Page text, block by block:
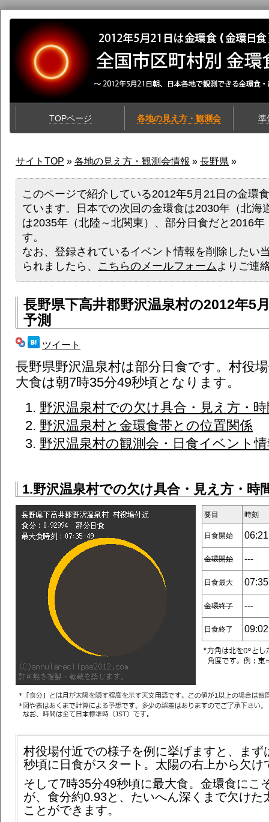
TOPページ 各地の見え方・観測会 準
サイトTOP » 各地の見え方・観測会情報 » 長野県 »
このページで紹介している2012年5月21日の金環
ています。日本での次回の金環食は2030年（北海
は2035年（北陸～北関東）、部分日食だと2016年
す。
なお、登録されているイベント情報を削除したい
られましたら、 こちらのメールフォームよりご連
長野県下高井郡野沢温泉村の2012年5
予測
ツイート
長野県野沢温泉村は部分日食です。村役
大食は朝7時35分49秒頃となります。
野沢温泉村での欠け具合・見え方・
野沢温泉村と金環食帯との位置関係
野沢温泉村の観測会・日食イベント
1.野沢温泉村での欠け具合・見え方・時
要目 時刻
日食開始
金環開始 ---
日食最大
金環終了 ---
日食終了
村役場付近での様子を例に挙げますと、まず
秒頃に日食がスタート。太陽の右上から欠け
そして7時35分49秒頃に最大食。金環食にこ
が、食分約0.93と、たいへん深くまで欠けた
ことができます。